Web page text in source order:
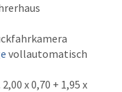
vollautomatisch
x 0,70 + 1,95 x